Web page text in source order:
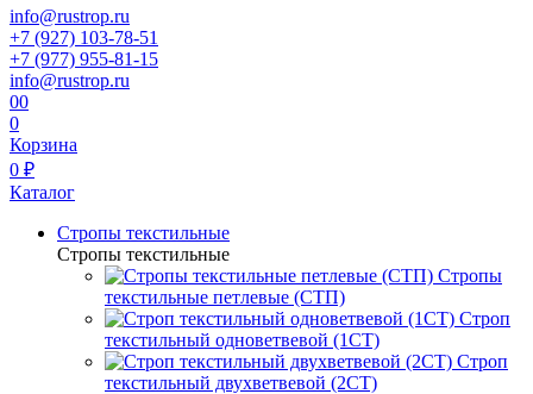
info@rustrop.ru
+7 (927) 103-78-51
+7 (977) 955-81-15
info@rustrop.ru
00
0
Корзина
0 ₽
Каталог
Стропы текстильные
Стропы текстильные
Стропы
текстильные петлевые (СТП)
Строп
текстильный одноветвевой (1СТ)
Строп
текстильный двухветвевой (2СТ)